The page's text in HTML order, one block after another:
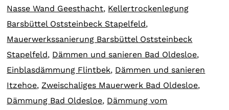
Nasse Wand Geesthacht, Kellertrockenlegung
Barsbüttel Oststeinbeck Stapelfeld,
Mauerwerkssanierung Barsbüttel Oststeinbeck
Stapelfeld, Dämmen und sanieren Bad Oldesloe,
Einblasdämmung Flintbek, Dämmen und sanieren
Itzehoe, Zweischaliges Mauerwerk Bad Oldesloe,
Dämmung Bad Oldesloe, Dämmung vom